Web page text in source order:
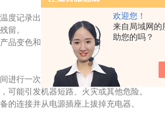
欢迎您！
来自局域网的
助您的吗？
记录出现偏差或探头损坏。
留。
变色和内部电子出现故障。
行一次检查，以免使用时出现异常。
能引发机器短路、火灾或其他危险。
连接并从电源插座上拔掉充电器。